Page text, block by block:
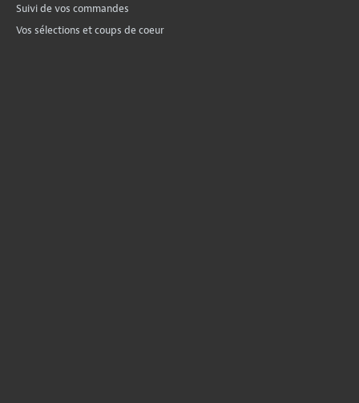
Suivi de vos commandes
Vos sélections et coups de coeur